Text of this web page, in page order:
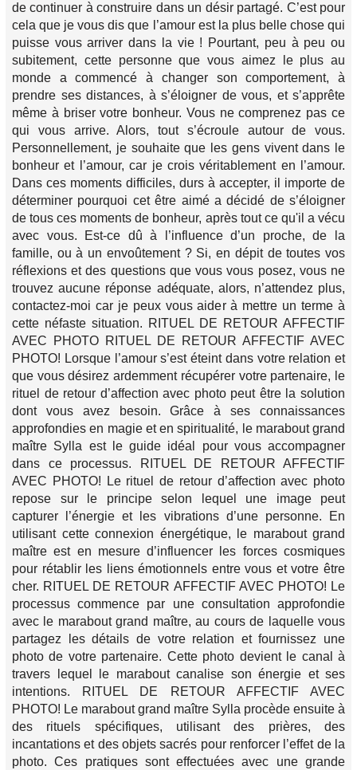
de continuer à construire dans un désir partagé. C’est pour
cela que je vous dis que l’amour est la plus belle chose qui
puisse vous arriver dans la vie ! Pourtant, peu à peu ou
subitement, cette personne que vous aimez le plus au
monde a commencé à changer son comportement, à
prendre ses distances, à s’éloigner de vous, et s’apprête
même à briser votre bonheur. Vous ne comprenez pas ce
qui vous arrive. Alors, tout s’écroule autour de vous.
Personnellement, je souhaite que les gens vivent dans le
bonheur et l’amour, car je crois véritablement en l’amour.
Dans ces moments difficiles, durs à accepter, il importe de
déterminer pourquoi cet être aimé a décidé de s’éloigner
de tous ces moments de bonheur, après tout ce qu'il a vécu
avec vous. Est-ce dû à l’influence d’un proche, de la
famille, ou à un envoûtement ? Si, en dépit de toutes vos
réflexions et des questions que vous vous posez, vous ne
trouvez aucune réponse adéquate, alors, n’attendez plus,
contactez-moi car je peux vous aider à mettre un terme à
cette néfaste situation. RITUEL DE RETOUR AFFECTIF
AVEC PHOTO RITUEL DE RETOUR AFFECTIF AVEC
PHOTO! Lorsque l’amour s’est éteint dans votre relation et
que vous désirez ardemment récupérer votre partenaire, le
rituel de retour d’affection avec photo peut être la solution
dont vous avez besoin. Grâce à ses connaissances
approfondies en magie et en spiritualité, le marabout grand
maître Sylla est le guide idéal pour vous accompagner
dans ce processus. RITUEL DE RETOUR AFFECTIF
AVEC PHOTO! Le rituel de retour d’affection avec photo
repose sur le principe selon lequel une image peut
capturer l’énergie et les vibrations d’une personne. En
utilisant cette connexion énergétique, le marabout grand
maître est en mesure d’influencer les forces cosmiques
pour rétablir les liens émotionnels entre vous et votre être
cher. RITUEL DE RETOUR AFFECTIF AVEC PHOTO! Le
processus commence par une consultation approfondie
avec le marabout grand maître, au cours de laquelle vous
partagez les détails de votre relation et fournissez une
photo de votre partenaire. Cette photo devient le canal à
travers lequel le marabout canalise son énergie et ses
intentions. RITUEL DE RETOUR AFFECTIF AVEC
PHOTO! Le marabout grand maître Sylla procède ensuite à
des rituels spécifiques, utilisant des prières, des
incantations et des objets sacrés pour renforcer l’effet de la
photo. Ces pratiques sont effectuées avec une grande